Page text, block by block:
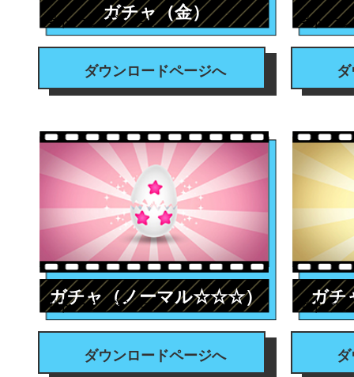
#トランジション
ガチャ（金）
ダウンロードページへ
#トラ
#トランジション
ガチャ（ノーマル☆☆☆）
ダウンロードページへ
#トラ
ガチ